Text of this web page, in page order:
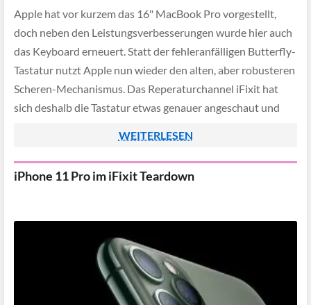
Apple hat vor kurzem das 16" MacBook Pro vorgestellt,
doch neben den Leistungsverbesserungen wurde hier auch
das Keyboard erneuert. Statt der fehleranfälligen Butterfly-
Tastatur nutzt Apple nun wieder den alten, aber robusteren
Scheren-Mechanismus. Das Reperaturchannel iFixit hat
sich deshalb die Tastatur etwas genauer angeschaut und
auf herkömmlichem Weg […]
WEITERLESEN
iPhone 11 Pro im iFixit Teardown